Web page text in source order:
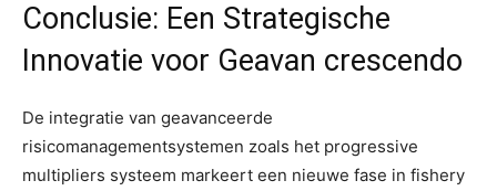
Conclusie: Een Strategische
Innovatie voor Geavan crescendo
De integratie van geavanceerde
risicomanagementsystemen zoals het progressive
multipliers systeem markeert een nieuwe fase in fishery